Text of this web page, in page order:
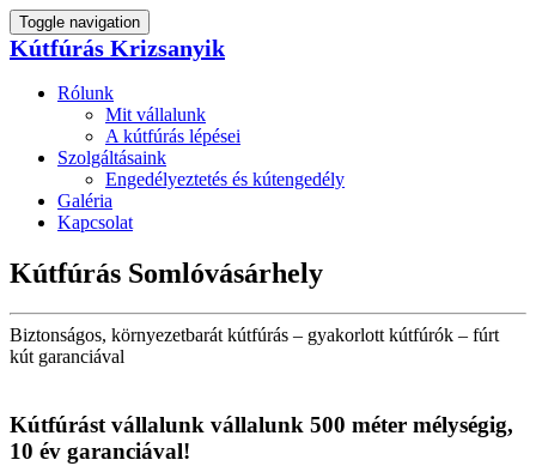
Toggle navigation
Kútfúrás Krizsanyik
Rólunk
Mit vállalunk
A kútfúrás lépései
Szolgáltásaink
Engedélyeztetés és kútengedély
Galéria
Kapcsolat
Kútfúrás Somlóvásárhely
Biztonságos, környezetbarát kútfúrás – gyakorlott kútfúrók – fúrt
kút garanciával
Kútfúrást vállalunk vállalunk 500 méter mélységig,
10 év garanciával!